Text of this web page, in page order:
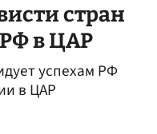
стран
в ЦАР
успехам РФ
в ЦАР